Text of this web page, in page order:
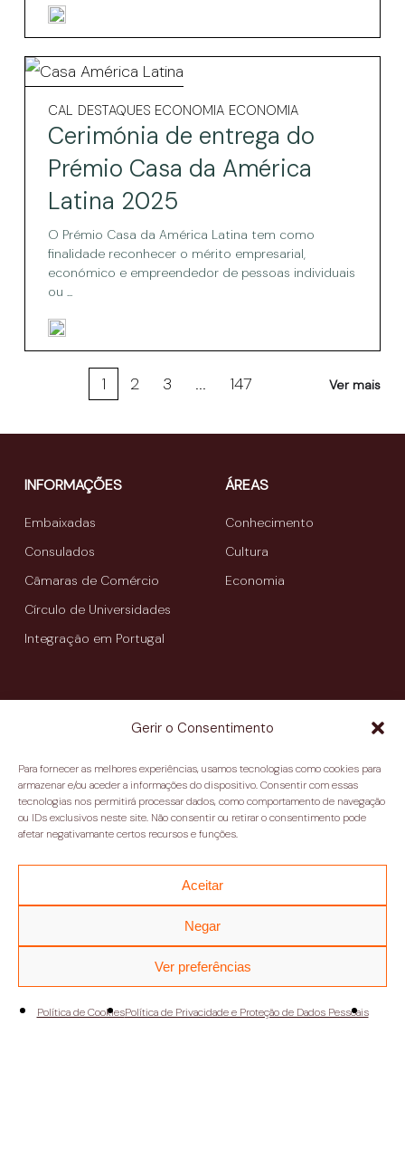
Gerir o Consentimento
Para fornecer as melhores experiências, usamos tecnologias como cookies para
armazenar e/ou aceder a informações do dispositivo. Consentir com essas
tecnologias nos permitirá processar dados, como comportamento de navegação
ou IDs exclusivos neste site. Não consentir ou retirar o consentimento pode
afetar negativamante certos recursos e funções.
Aceitar
Negar
Ver preferências
Política de CookiesPolítica de Privacidade e Proteção de Dados Pessoais
Latina
Cerimónia
entrega
Prémio
Casa
América
Latina
2025
Cerimónia
de
entrega
do
Prémio
Casa
América
Latina
2025
CAL DESTAQUES ECONOMIA ECONOMIA
Cerimónia de entrega do
Prémio Casa da América
Latina 2025
O Prémio Casa da América Latina tem como
finalidade reconhecer o mérito empresarial,
económico e empreendedor de pessoas individuais
ou ...
1 2 3 ... 147 Ver mais
INFORMAÇÕES
Embaixadas
Consulados
Câmaras de Comércio
Círculo de Universidades
Integração em Portugal
ÁREAS
Conhecimento
Cultura
Economia
Economia
Aluguer de Espaço
09h30-13h00 / 14h00-
Publicações
Relatório e Contas